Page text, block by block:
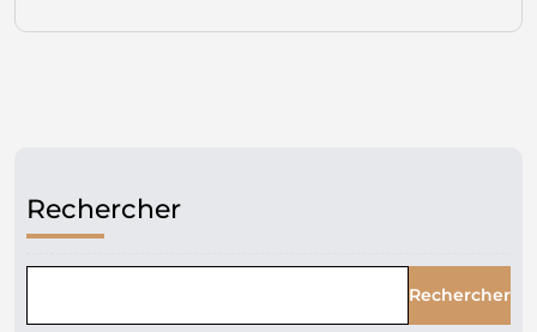
Rechercher
Rechercher